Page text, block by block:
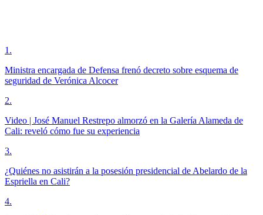
1 .
Ministra encargada de Defensa frenó decreto sobre esquema de
seguridad de Verónica Alcocer
2.
Video | José Manuel Restrepo almorzó en la Galería Alameda de
Cali: reveló cómo fue su experiencia
3.
¿Quiénes no asistirán a la posesión presidencial de Abelardo de la
Espriella en Cali?
4.